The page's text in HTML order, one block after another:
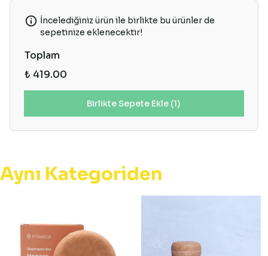
İncelediğiniz ürün ile birlikte bu ürünler de
sepetinize eklenecektir!
Toplam
₺ 419.00
Birlikte Sepete Ekle (1)
Aynı Kategoriden